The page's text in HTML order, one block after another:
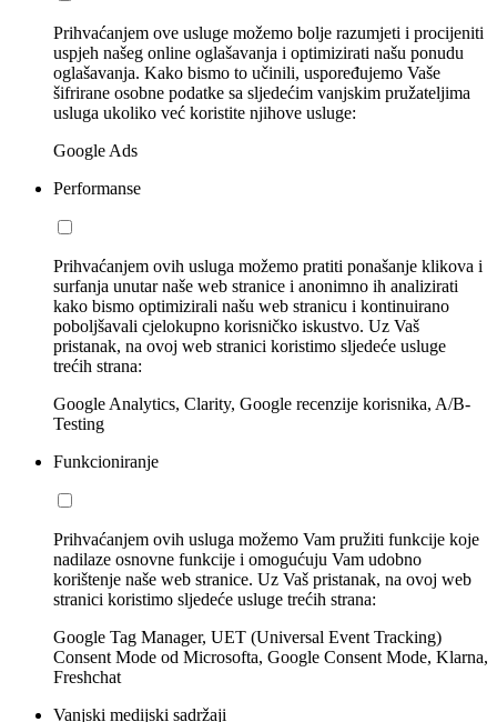
Prihvaćanjem ove usluge možemo bolje razumjeti i procijeniti
uspjeh našeg online oglašavanja i optimizirati našu ponudu
oglašavanja. Kako bismo to učinili, uspoređujemo Vaše
šifrirane osobne podatke sa sljedećim vanjskim pružateljima
usluga ukoliko već koristite njihove usluge:
Google Ads
Performanse
Prihvaćanjem ovih usluga možemo pratiti ponašanje klikova i
surfanja unutar naše web stranice i anonimno ih analizirati
kako bismo optimizirali našu web stranicu i kontinuirano
poboljšavali cjelokupno korisničko iskustvo. Uz Vaš
pristanak, na ovoj web stranici koristimo sljedeće usluge
trećih strana:
Google Analytics, Clarity, Google recenzije korisnika, A/B-
Testing
Funkcioniranje
Prihvaćanjem ovih usluga možemo Vam pružiti funkcije koje
nadilaze osnovne funkcije i omogućuju Vam udobno
korištenje naše web stranice. Uz Vaš pristanak, na ovoj web
stranici koristimo sljedeće usluge trećih strana:
Google Tag Manager, UET (Universal Event Tracking)
Consent Mode od Microsofta, Google Consent Mode, Klarna,
Freshchat
Vanjski medijski sadržaji